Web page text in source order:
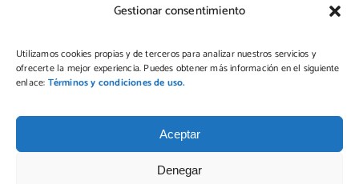
Gestionar consentimiento
Utilizamos cookies propias y de terceros para analizar nuestros servicios y
ofrecerte la mejor experiencia. Puedes obtener más información en el siguiente
enlace: Términos y condiciones de uso.
Aceptar
Denegar
Quesos
Pizzas